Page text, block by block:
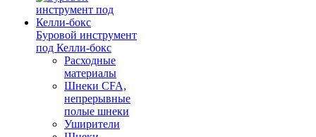
Буровой инструмент
под Келли-бокс
Расходные
материалы
Шнеки CFA,
непрерывные
полые шнеки
Уширители